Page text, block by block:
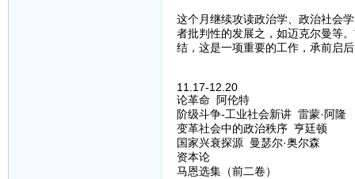
这个月继续攻读政治学、政治社会
者批判性的发展之，如迈克尔曼等
结，这是一项重要的工作，承前启
11.17-12.20
论革命 阿伦特
阶级斗争-工业社会新讲 雷蒙·阿隆
变革社会中的政治秩序 亨廷顿
国家兴衰探源 曼瑟尔·奥尔森
资本论
马恩选集（前二卷）